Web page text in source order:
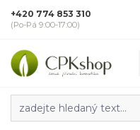
+420 774 853 310
(Po-Pá 9:00-17:00)